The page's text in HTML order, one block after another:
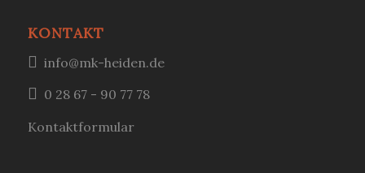
KONTAKT
info@mk-heiden.de
0 28 67 - 90 77 78
Kontaktformular